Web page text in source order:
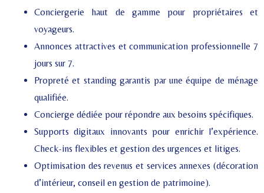
Conciergerie haut de gamme pour propriétaires et
voyageurs.
Annonces attractives et communication professionnelle 7
jours sur 7.
Propreté et standing garantis par une équipe de ménage
qualifiée.
Concierge dédiée pour répondre aux besoins spécifiques.
Supports digitaux innovants pour enrichir l’expérience.
Check-ins flexibles et gestion des urgences et litiges.
Optimisation des revenus et services annexes (décoration
d’intérieur, conseil en gestion de patrimoine).